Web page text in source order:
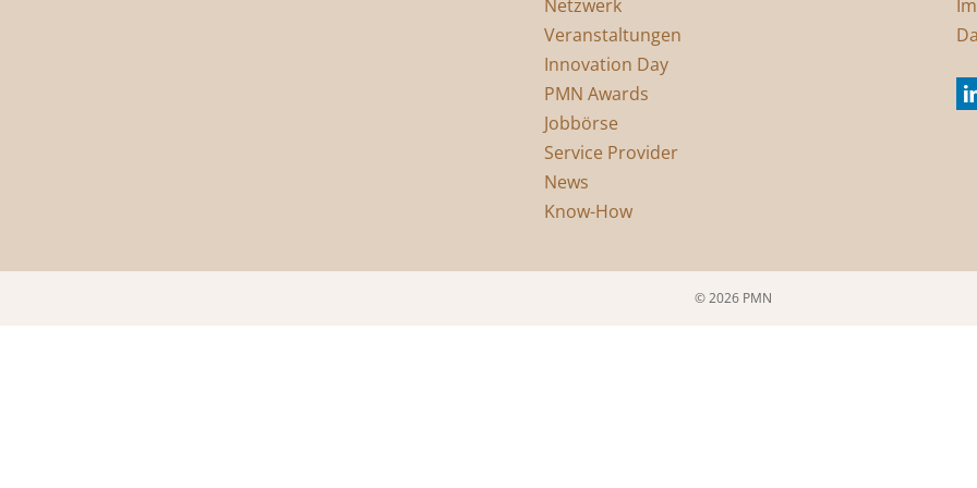
Netzwerk
Veranstaltungen
Innovation Day
PMN Awards
Jobbörse
Service Provider
News
Know-How
© 2026 PMN